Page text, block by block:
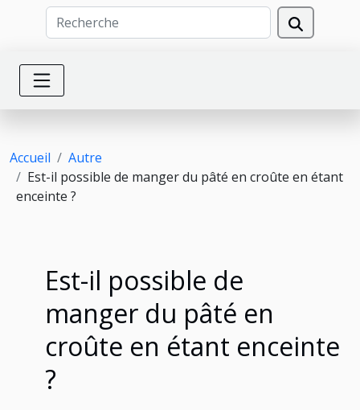
Accueil
Autre
Est-il possible de manger du pâté en croûte en étant
enceinte ?
Est-il possible de
manger du pâté en
croûte en étant enceinte
?